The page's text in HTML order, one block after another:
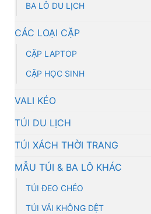
BA LÔ DU LỊCH
CÁC LOẠI CẶP
CẶP LAPTOP
CẶP HỌC SINH
VALI KÉO
TÚI DU LỊCH
TÚI XÁCH THỜI TRANG
MẪU TÚI & BA LÔ KHÁC
TÚI ĐEO CHÉO
TÚI VẢI KHÔNG DỆT